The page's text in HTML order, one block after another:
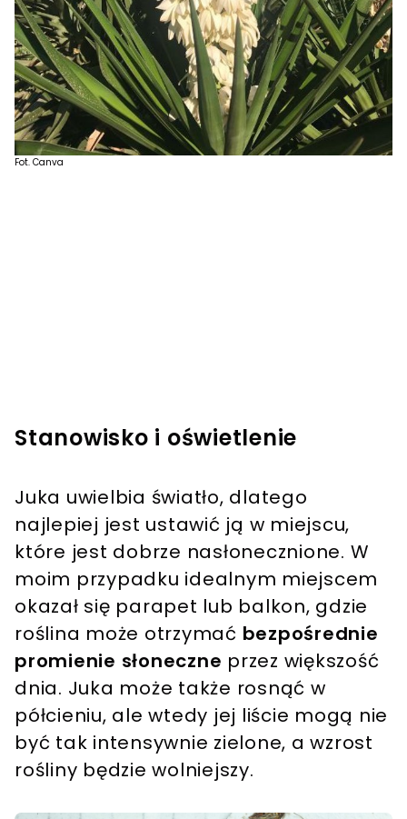
Fot. Canva
Stanowisko i oświetlenie
Juka uwielbia światło, dlatego
najlepiej jest ustawić ją w miejscu,
które jest dobrze nasłonecznione. W
moim przypadku idealnym miejscem
okazał się parapet lub balkon, gdzie
roślina może otrzymać bezpośrednie
promienie słoneczne przez większość
dnia. Juka może także rosnąć w
półcieniu, ale wtedy jej liście mogą nie
być tak intensywnie zielone, a wzrost
rośliny będzie wolniejszy.